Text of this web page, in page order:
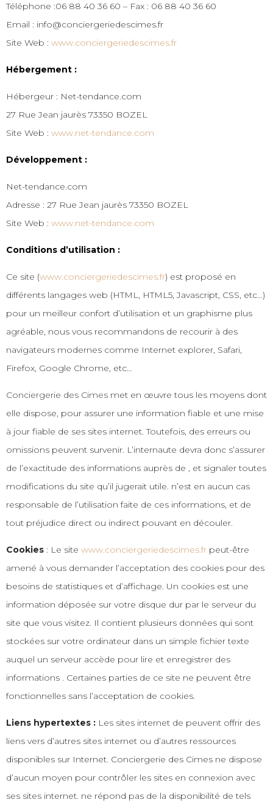
Téléphone :06 88 40 36 60 – Fax : 06 88 40 36 60
Email : info@conciergeriedescimes.fr
Site Web : www.conciergeriedescimes.fr
Hébergement :
Hébergeur : Net-tendance.com
27 Rue Jean jaurès 73350 BOZEL
Site Web : www.net-tendance.com
Développement :
Net-tendance.com
Adresse : 27 Rue Jean jaurès 73350 BOZEL
Site Web : www.net-tendance.com
Conditions d’utilisation :
Ce site (www.conciergeriedescimes.fr) est proposé en
différents langages web (HTML, HTML5, Javascript, CSS, etc…)
pour un meilleur confort d’utilisation et un graphisme plus
agréable, nous vous recommandons de recourir à des
navigateurs modernes comme Internet explorer, Safari,
Firefox, Google Chrome, etc…
Conciergerie des Cimes met en œuvre tous les moyens dont
elle dispose, pour assurer une information fiable et une mise
à jour fiable de ses sites internet. Toutefois, des erreurs ou
omissions peuvent survenir. L’internaute devra donc s’assurer
de l’exactitude des informations auprès de , et signaler toutes
modifications du site qu’il jugerait utile. n’est en aucun cas
responsable de l’utilisation faite de ces informations, et de
tout préjudice direct ou indirect pouvant en découler.
Cookies : Le site www.conciergeriedescimes.fr peut-être
amené à vous demander l’acceptation des cookies pour des
besoins de statistiques et d’affichage. Un cookies est une
information déposée sur votre disque dur par le serveur du
site que vous visitez. Il contient plusieurs données qui sont
stockées sur votre ordinateur dans un simple fichier texte
auquel un serveur accède pour lire et enregistrer des
informations . Certaines parties de ce site ne peuvent être
fonctionnelles sans l’acceptation de cookies.
Liens hypertextes : Les sites internet de peuvent offrir des
liens vers d’autres sites internet ou d’autres ressources
disponibles sur Internet. Conciergerie des Cimes ne dispose
d’aucun moyen pour contrôler les sites en connexion avec
ses sites internet. ne répond pas de la disponibilité de tels